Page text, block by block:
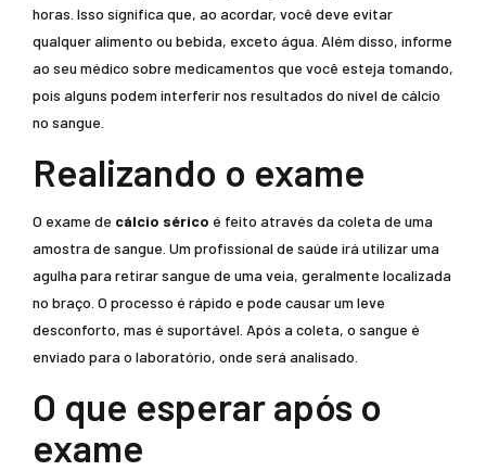
horas. Isso significa que, ao acordar, você deve evitar
qualquer alimento ou bebida, exceto água. Além disso, informe
ao seu médico sobre medicamentos que você esteja tomando,
pois alguns podem interferir nos resultados do nível de cálcio
no sangue.
Realizando o exame
O exame de cálcio sérico é feito através da coleta de uma
amostra de sangue. Um profissional de saúde irá utilizar uma
agulha para retirar sangue de uma veia, geralmente localizada
no braço. O processo é rápido e pode causar um leve
desconforto, mas é suportável. Após a coleta, o sangue é
enviado para o laboratório, onde será analisado.
O que esperar após o
exame